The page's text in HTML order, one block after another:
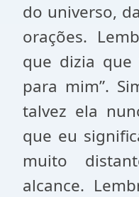
do universo,
orações.
que dizia que
para mim”.
talvez ela
que eu
muito
alcance.